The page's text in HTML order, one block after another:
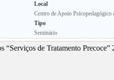
Local
Centro de Apoio
Tipo
Seminário
de Tratamento